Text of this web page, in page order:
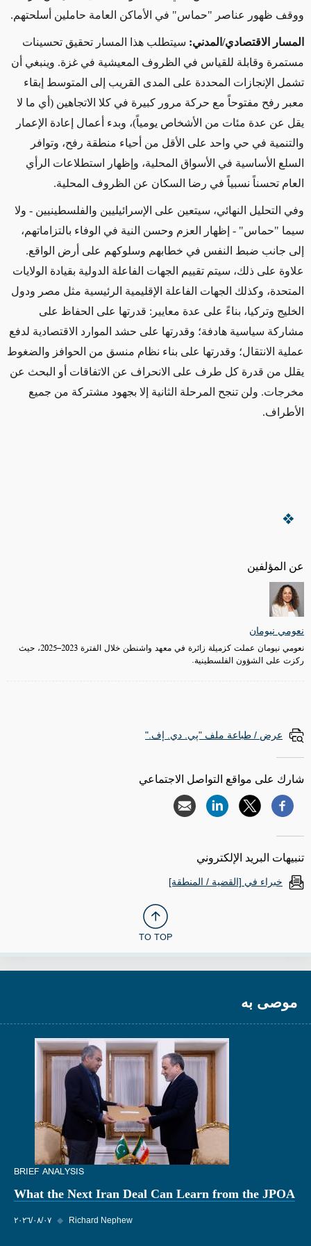
عن المؤلفين
نعومي نيومان
نعومي نيومان عملت كزميلة زائرة في معهد واشنطن خلال الفترة 2023–2025، حيث
ركزت على الشؤون الفلسطينية.
ووقف ظهور عناصر "حماس" في الأماكن العامة حاملين أسلحتهم.
المسار الاقتصادي/المدني: سيتطلب هذا المسار تحقيق تحسينات
مستمرة وقابلة للقياس في الظروف المعيشية في غزة. وينبغي أن
تشمل الإنجازات المحددة على المدى القريب إلى المتوسط إبقاء
معبر رفح مفتوحاً مع حركة مرور كبيرة في كلا الاتجاهين (أي ما لا
يقل عن عدة مئات من الأشخاص يومياً)، وبدء أعمال إعادة الإعمار
والتنمية في حي واحد على الأقل من أحياء منطقة رفح، وتوافر
السلع الأساسية في الأسواق المحلية، وإظهار استطلاعات الرأي
العام تحسناً نسبياً في رضا السكان عن الظروف المحلية.
وفي التحليل النهائي، سيتعين على الإسرائيليين والفلسطينيين - ولا
سيما "حماس" - إظهار العزم وحسن النية في الوفاء بالتزاماتهم،
إلى جانب ضبط النفس في خطابهم وسلوكهم على أرض الواقع.
علاوة على ذلك، سيتم تقييم الجهات الفاعلة الدولية بقيادة الولايات
المتحدة، وكذلك الجهات الفاعلة الإقليمية الرئيسية مثل مصر ودول
الخليج وتركيا، بناءً على عدة معايير : قدرتها على الحفاظ على
مشاركة سياسية هادفة؛ وقدرتها على حشد الموارد الاقتصادية لدفع
عملية الانتقال؛ وقدرتها على بناء نظام منسق من الحوافز والضغوط
يقلل من قدرة كل طرف على الانحراف عن الاتفاقات أو البحث عن
مخرجات. ولن تنجح المرحلة الثانية إلا بجهود مشتركة من جميع
الأطراف.
عرض / طباعة ملف "پي. دي. إف."
شارك على مواقع التواصل الاجتماعي
تنبيهات البريد الإلكتروني
خبراء في [القضية / المنطقة]
TO TOP
موصى به
BRIEF ANALYSIS
What the Next Iran Deal Can Learn from the JPOA
٠٧‏/٠٨‏/٢٠٢٦ ◆ Richard Nephew